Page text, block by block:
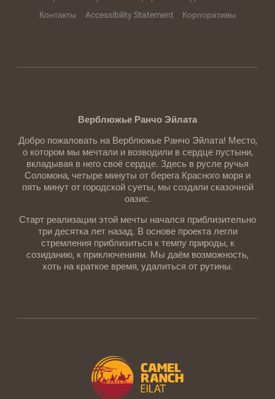
Контакты
Accessibility Statement Корпоративы
Верблюжье Ранчо Эйлата
Добро пожаловать на Верблюжье Ранчо Эйлата! Место,
о котором мы мечтали и возводили в сердце пустыни,
вкладывая в него своё сердце. Здесь в русле ручья
Соломона, четыре минуты от берега Красного моря и
пять минут от городской суеты, мы создали сказочной
оазис.
Старт реализации этой мечты начался приблизительно
три десятка лет назад. В основе проекта легли
стремления приблизиться к темпу природы, к
созиданию, к приключениям. Мы даём возможность,
хоть на краткое время, удалиться от рутины.